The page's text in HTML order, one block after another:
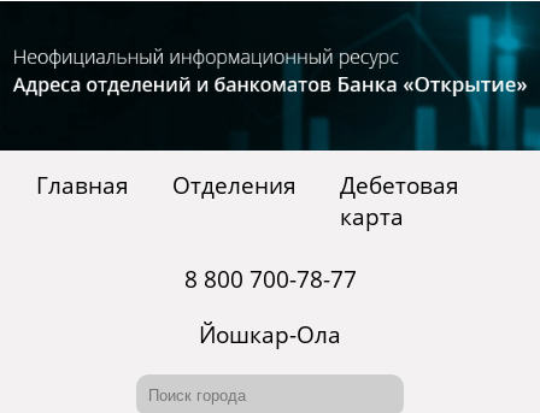
Главная Отделения
Дебетовая
карта
8 800 700-78-77
Йошкар-Ола